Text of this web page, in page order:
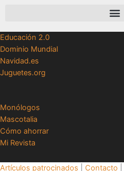
Educación 2.0
Dominio Mundial
Navidad.es
Juguetes.org
Monólogos
Mascotalia
Cómo ahorrar
Mi Revista
Artículos patrocinados Contacto